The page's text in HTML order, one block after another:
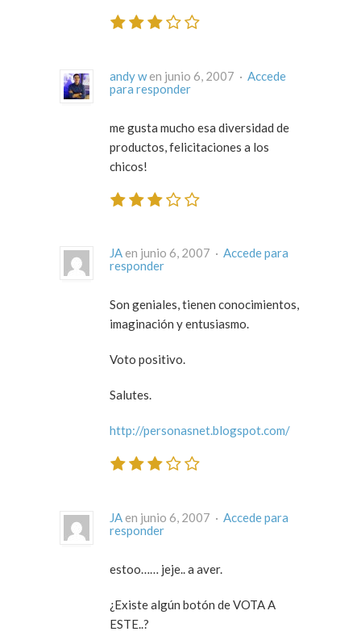
andy w en junio 6, 2007 · Accede
para responder
me gusta mucho esa diversidad de
productos, felicitaciones a los
chicos!
JA en junio 6, 2007 · Accede para
responder
Son geniales, tienen conocimientos,
imaginación y entusiasmo.
Voto positivo.
Salutes.
http://personasnet.blogspot.com/
JA en junio 6, 2007 · Accede para
responder
estoo…… jeje.. a aver.
¿Existe algún botón de VOTA A
ESTE..?